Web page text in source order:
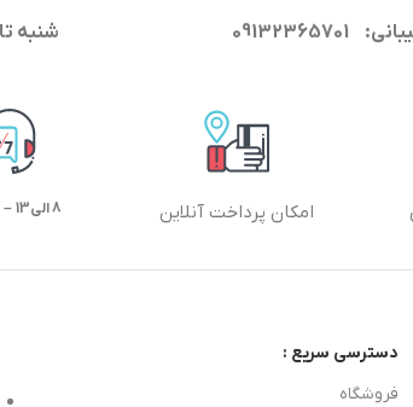
شنبه تا پنج
امکان پرداخت آنلاین 8 الی13 – 17 الی 21
دسترسی سریع :
فروشگاه